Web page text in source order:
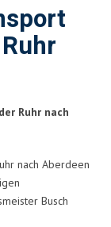
Ruhr nach
nach Aberdeen
Busch